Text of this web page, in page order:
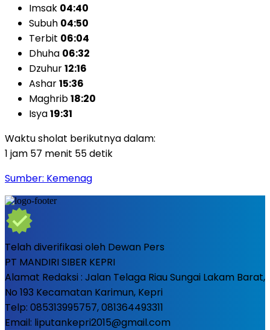
Imsak 04:40
Subuh 04:50
Terbit 06:04
Dhuha 06:32
Dzuhur12:16
Ashar15:36
Maghrib18:20
Isya19:31
Waktu sholat berikutnya dalam:
1 jam 57 menit 53 detik
Sumber: Kemenag
Telah diverifikasi oleh Dewan Pers
PT MANDIRI SIBER KEPRI
Alamat Redaksi : Jalan Telaga Riau Sungai Lakam Barat,
No 193 Kecamatan Karimun, Kepri
Telp: 085313995757, 081364493311
Email: liputankepri2015@gmail.com